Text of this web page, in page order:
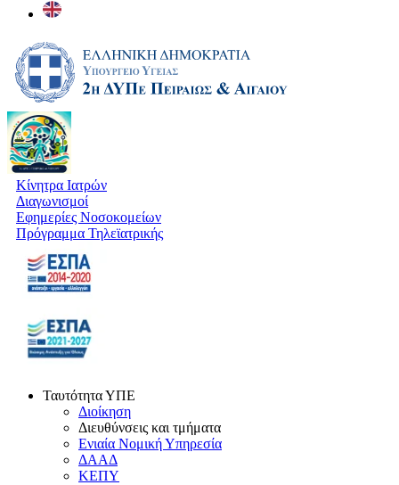
Κίνητρα Ιατρών
Διαγωνισμοί
Εφημερίες Νοσοκομείων
Πρόγραμμα Τηλεϊατρικής
Ταυτότητα ΥΠΕ
Διοίκηση
Διευθύνσεις και τμήματα
Ενιαία Νομική Υπηρεσία
ΔΑΑΔ
ΚΕΠΥ